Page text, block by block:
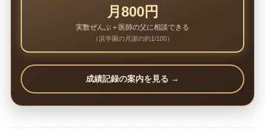
月800円
実数ぜんぶ＋医師の父に相談できる
（浜学園の月謝の約1/100）
成績記録の案内を見る →